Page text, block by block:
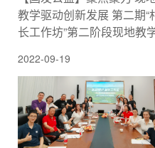
教学驱动创新发展 第二期“
长工作坊”第二阶段现地教
2022-09-19